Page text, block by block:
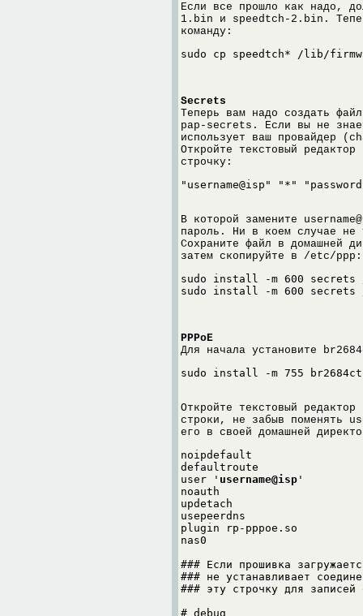
Если все прошло как надо,
1.bin и speedtch-2.bin.
команду:
Secrets
Теперь вам надо создать
pap-secrets. Если вы не
использует ваш провайдер
Откройте текстовый
строчку:
В которой замените
пароль. Ни в коем случае
Сохраните файл в домашней
затем скопируйте в /etc/ppp:
sudo install -m 600 secrets
PPPoE
Для начала установите
Откройте текстовый
строки, не забыв поменять
его в своей домашней
noipdefault
defaultroute
user ' username@isp'
noauth
updetach
usepeerdns
plugin rp-pppoe.so
nas0
### Если прошивка
### не устанавливает
### эту строчку для
# debug